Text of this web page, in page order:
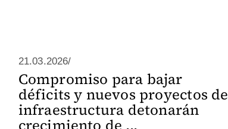
21.03.2026/
Compromiso para bajar
déficits y nuevos proyectos de
infraestructura detonarán